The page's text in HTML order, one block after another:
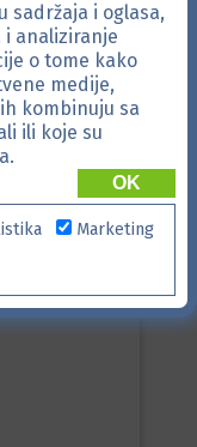
sadržaja i oglasa,
analiziranje
o tome kako
medije,
kombinuju sa
ili koje su
OK
Marketing